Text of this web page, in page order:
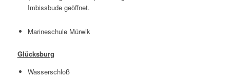
Imbissbude geöffnet.
Marineschule Mürwik
Glücksburg
Wasserschloß